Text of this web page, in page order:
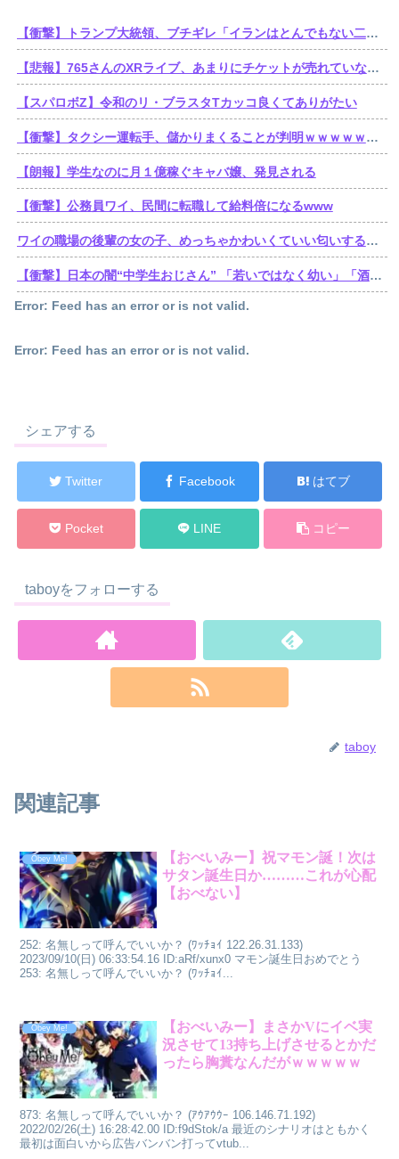
【衝撃】トランプ大統領、ブチギレ「イランはとんでもない二枚舌だ！！」←これｗｗｗｗｗ
【悲報】765さんのXRライブ、あまりにチケットが売れていないからか、事前に内容を見せてしまう大盤振る舞い
【スパロボZ】令和のリ・ブラスタTカッコ良くてありがたい
【衝撃】タクシー運転手、儲かりまくることが判明ｗｗｗｗｗｗｗｗｗｗｗｗｗｗｗｗｗｗｗｗｗｗｗｗｗ
【朗報】学生なのに月１億稼ぐキャバ嬢、発見される
【衝撃】公務員ワイ、民間に転職して給料倍になるwww
ワイの職場の後輩の女の子、めっちゃかわいくていい匂いするけどゴミ無能
【衝撃】日本の闇“中学生おじさん” 「若いではなく幼い」「酒よりコーラ」「夜遊びよりゲーム」
Error: Feed has an error or is not valid.
Error: Feed has an error or is not valid.
シェアする
Twitter Facebook はてブ
Pocket LINE コピー
taboyをフォローする
taboy
関連記事
Obey Me!
【おべいみー】祝マモン誕！次は
サタン誕生日か………これが心配
【おべない】
252: 名無しって呼んでいいか？ (ﾜｯﾁｮｲ 122.26.31.133)
2023/09/10(日) 06:33:54.16 ID:aRf/xunx0 マモン誕生日おめでとう
253: 名無しって呼んでいいか？ (ﾜｯﾁｮｲ...
Obey Me!
【おべいみー】まさかVにイベ実
況させて13持ち上げさせるとかだ
ったら胸糞なんだがｗｗｗｗｗ
873: 名無しって呼んでいいか？ (ｱｳｱｳｳｰ 106.146.71.192)
2022/02/26(土) 16:28:42.00 ID:f9dStok/a 最近のシナリオはともかく
最初は面白いから広告バンバン打ってvtub...